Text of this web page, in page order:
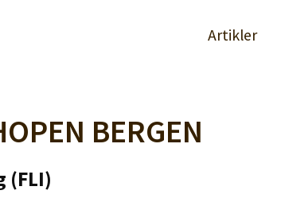
Artikler
BERGEN
(FLI)